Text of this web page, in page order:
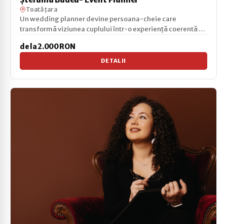
Toată țara
Un wedding planner devine persoana-cheie care
transformă viziunea cuplului într-o experiență coerentă și
de la 2.000 RON
DETALII